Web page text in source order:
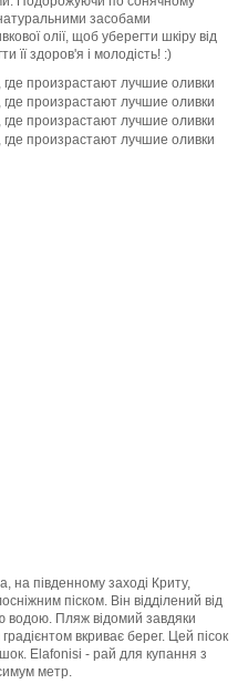
засобами
олії, щоб уберегти шкіру від
її здоров'я і молодість! :)
на південному заході Криту,
піском. Він відділений від
водою. Пляж відомий завдяки
градієнтом вкриває берег. Цей пісок
Elafonisi - рай для купання з
метр.